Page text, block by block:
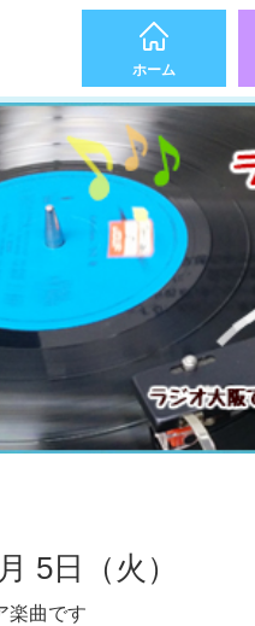
ホーム
5日（火）
楽曲です